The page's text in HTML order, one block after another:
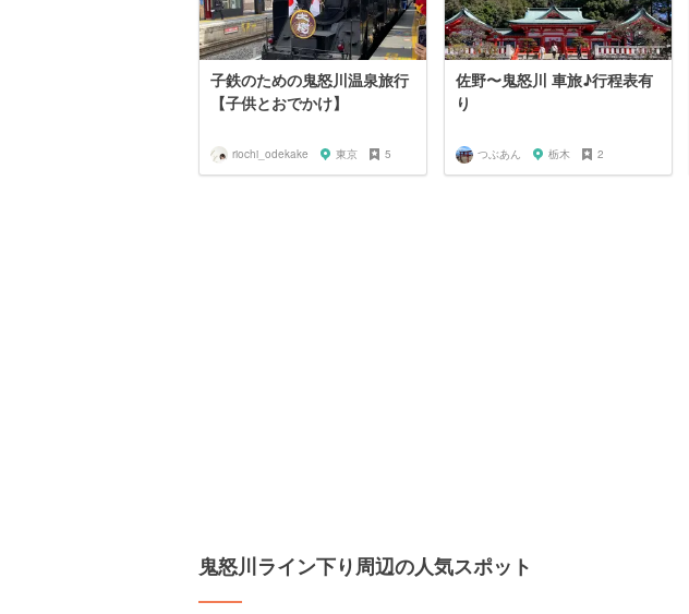
子鉄のための鬼怒川温泉旅行
【子供とおでかけ】
riochi_odekake 東京 5
佐野〜鬼怒川 車旅♪行程表有
り
つぶあん 栃木 2
鬼怒川ライン下り周辺の人気スポット